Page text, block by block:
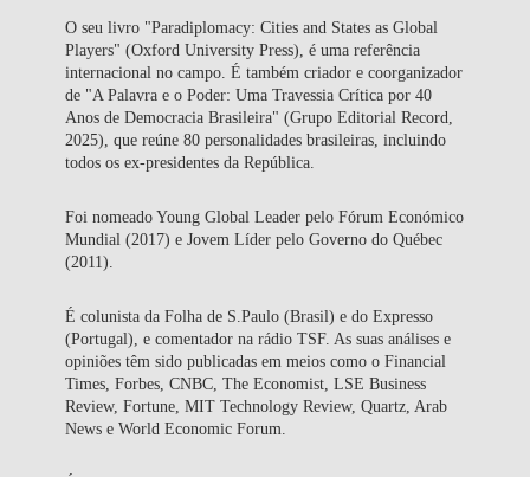
O seu livro "Paradiplomacy: Cities and States as Global
Players" (Oxford University Press), é uma referência
internacional no campo. É também criador e coorganizador
de "A Palavra e o Poder: Uma Travessia Crítica por 40
Anos de Democracia Brasileira" (Grupo Editorial Record,
2025), que reúne 80 personalidades brasileiras, incluindo
todos os ex-presidentes da República.
Foi nomeado Young Global Leader pelo Fórum Económico
Mundial (2017) e Jovem Líder pelo Governo do Québec
(2011).
É colunista da Folha de S.Paulo (Brasil) e do Expresso
(Portugal), e comentador na rádio TSF. As suas análises e
opiniões têm sido publicadas em meios como o Financial
Times, Forbes, CNBC, The Economist, LSE Business
Review, Fortune, MIT Technology Review, Quartz, Arab
News e World Economic Forum.